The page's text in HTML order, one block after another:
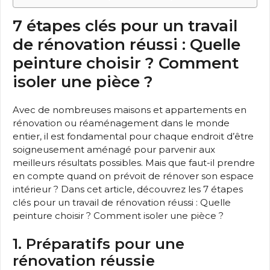
7 étapes clés pour un travail
de rénovation réussi : Quelle
peinture choisir ? Comment
isoler une pièce ?
Avec de nombreuses maisons et appartements en
rénovation ou réaménagement dans le monde
entier, il est fondamental pour chaque endroit d’être
soigneusement aménagé pour parvenir aux
meilleurs résultats possibles. Mais que faut-il prendre
en compte quand on prévoit de rénover son espace
intérieur ? Dans cet article, découvrez les 7 étapes
clés pour un travail de rénovation réussi : Quelle
peinture choisir ? Comment isoler une pièce ?
1. Préparatifs pour une
rénovation réussie